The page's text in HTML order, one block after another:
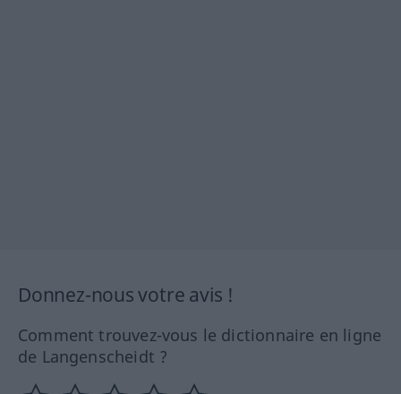
Donnez-nous votre avis !
Comment trouvez-vous le dictionnaire en ligne
de Langenscheidt ?